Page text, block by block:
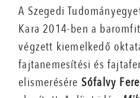
A Szegedi
Kara 2014-ben a
végzett kiemelkedő
fajtanemesítési és
elismerésére Sófalvy